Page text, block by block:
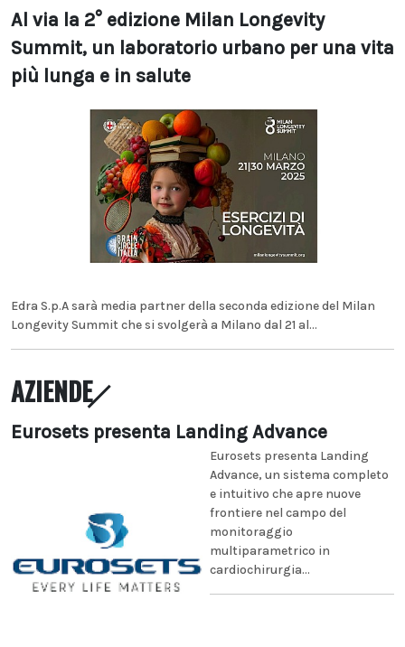
Al via la 2° edizione Milan Longevity
Summit, un laboratorio urbano per una vita
più lunga e in salute
Edra S.p.A sarà media partner della seconda edizione del Milan
Longevity Summit che si svolgerà a Milano dal 21 al...
AZIENDE
Eurosets presenta Landing Advance
Eurosets presenta Landing
Advance, un sistema completo
e intuitivo che apre nuove
frontiere nel campo del
monitoraggio
multiparametrico in
cardiochirurgia...